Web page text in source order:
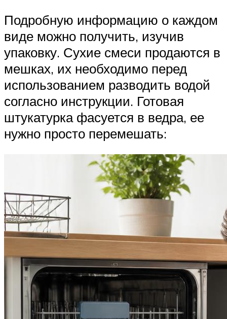
Подробную информацию о каждом
виде можно получить, изучив
упаковку. Сухие смеси продаются в
мешках, их необходимо перед
использованием разводить водой
согласно инструкции. Готовая
штукатурка фасуется в ведра, ее
нужно просто перемешать: